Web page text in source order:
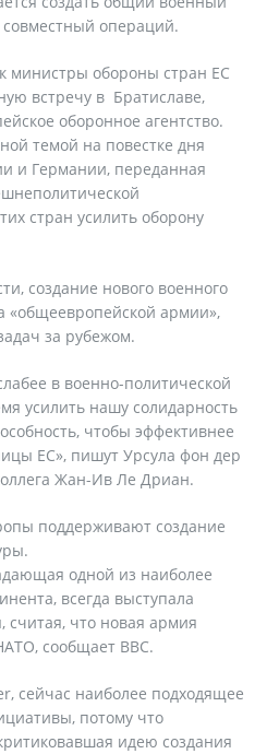
операций.
министры обороны стран ЕС
встречу в Братиславе,
оборонное агентство.
темой на повестке дня
и Германии, переданная
стран усилить оборону
создание нового военного
«общеевропейской армии»,
за рубежом.
в военно-политической
усилить нашу солидарность
чтобы эффективнее
ЕС», пишут Урсула фон дер
Жан-Ив Ле Дриан.
поддерживают создание
одной из наиболее
всегда выступала
считая, что новая армия
сообщает ВВС.
сейчас наиболее подходящее
потому что
идею создания